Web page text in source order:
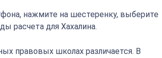
нажмите на шестеренку, выберите
расчета для Хахалина.
правовых школах различается. В